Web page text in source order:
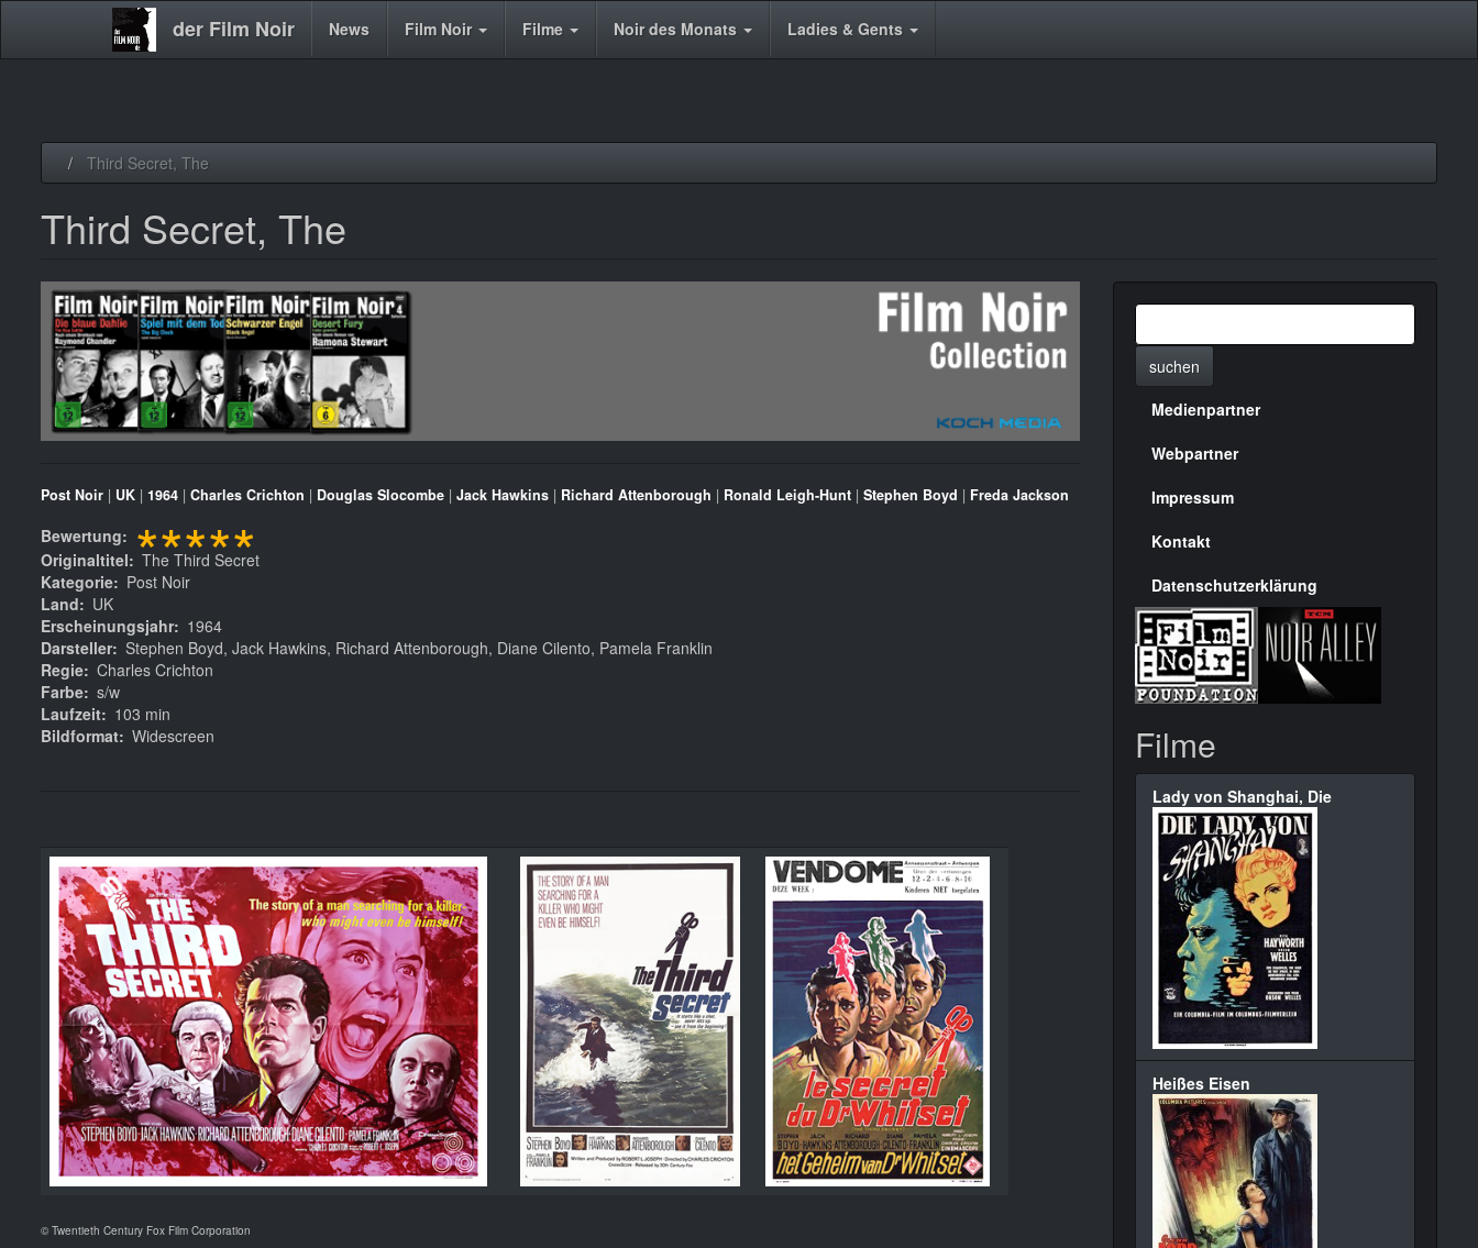
der Film Noir
Main News Film Noir Filme Noir des Monats Ladies & Gents
Third Secret, The
Third Secret, The
Post Noir | UK | 1964 | Charles Crichton | Douglas Slocombe | Jack Hawkins | Richard Attenborough | Ronald Leigh-Hunt | Stephen Boyd | Freda Jackson
Bewertung *****
Originaltitel
The Third Secret
Kategorie
Post Noir
Land
UK
Erscheinungsjahr
1964
Darsteller Stephen Boyd, Jack Hawkins, Richard Attenborough, Diane Cilento, Pamela Franklin
Regie Charles Crichton
Farbe s/w
Laufzeit
103 min
Bildformat Widescreen
© Twentieth Century Fox Film Corporation
suchen
Menülinks
rechte
Seite
Medienpartner
Webpartner
Impressum
Kontakt
Datenschutzerklärung
Filme
Lady von Shanghai, Die
Heißes Eisen